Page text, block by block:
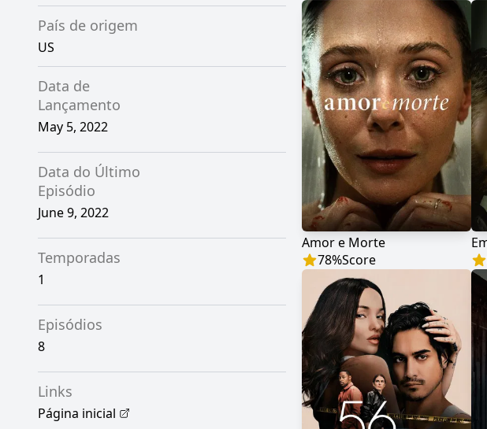
País de origem
US
Data de
Lançamento
May 5, 2022
Data do Último
Episódio
June 9, 2022
Temporadas
1
Episódios
8
Links
Página inicial
Amor e Morte
78%Score